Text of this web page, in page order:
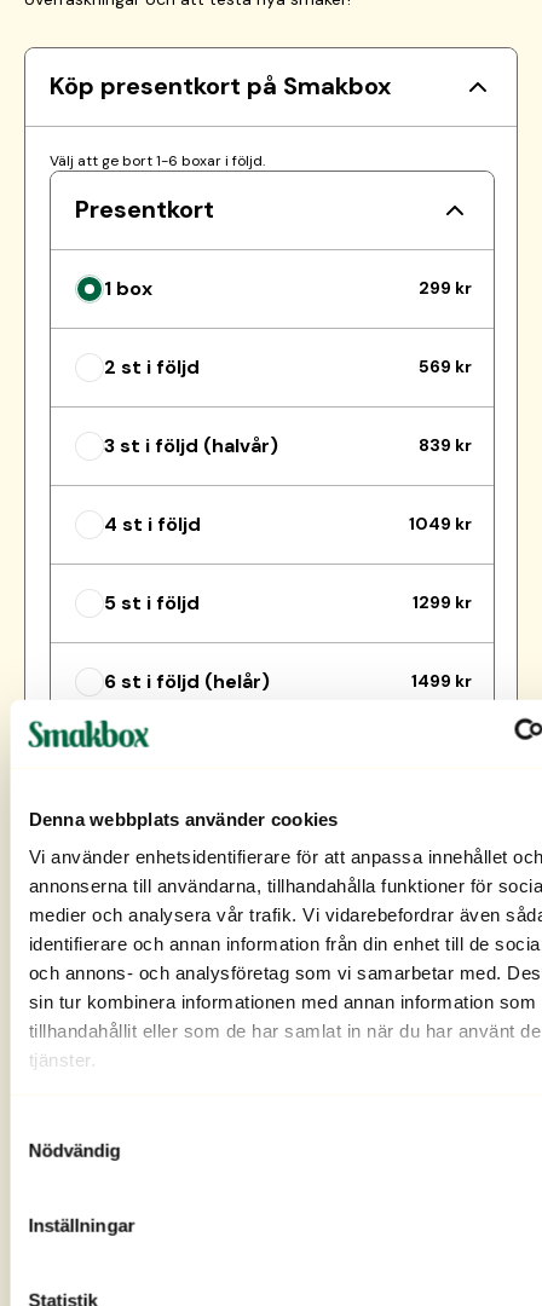
Denna webbplats använder cookies
Vi använder enhetsidentifierare för att anpassa innehållet och
annonserna till användarna, tillhandahålla funktioner för
medier och analysera vår trafik. Vi vidarebefordrar även
identifierare och annan information från din enhet till de
och annons- och analysföretag som vi samarbetar med.
sin tur kombinera informationen med annan information som
tillhandahållit eller som de har samlat in när du har använt
tjänster.
Nödvändig
Inställningar
Statistik
Köp presentkort på Smakbox
Välj att ge bort 1-6 boxar i följd.
Presentkort
1 box 299 kr
2 st i följd 569 kr
3 st i följd (halvår) 839 kr
4 st i följd 1049 kr
5 st i följd 1299 kr
6 st i följd (helår) 1499 kr
Du kan skriva upp till 250 tecken
0 /250
Lägg till fler presentkort
Frakt
Har du en rabattkod?